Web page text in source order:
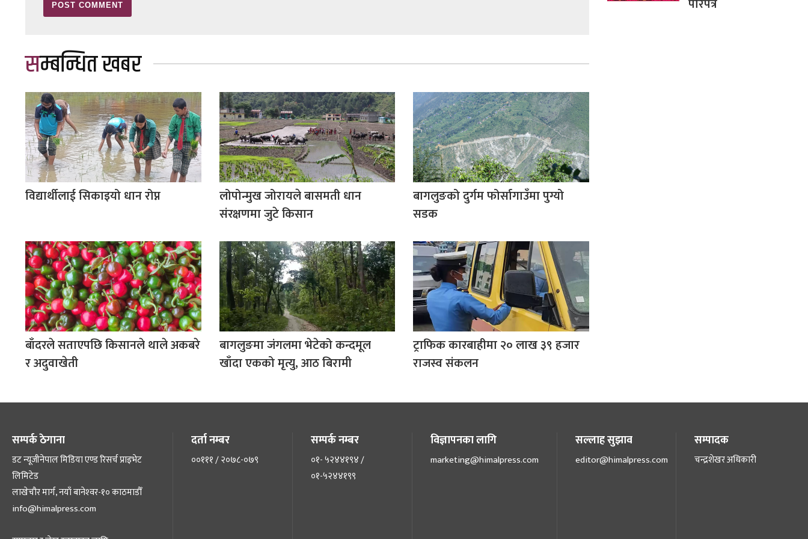
सम्बन्धित खबर
विद्यार्थीलाई सिकाइयो धान रोप्न
लोपोन्मुख जोरायले बासमती धान
संरक्षणमा जुटे किसान
बागलुङको दुर्गम फोर्सागाउँमा पुग्यो
सडक
बाँदरले सताएपछि किसानले थाले अकबरे
र अदुवाखेती
बागलुङमा जंगलमा भेटेको कन्दमूल
खाँदा एकको मृत्यु, आठ बिरामी
ट्राफिक कारबाहीमा २० लाख ३९ हजार
राजस्व संकलन
सम्पर्क ठेगाना
डट न्यूजीनेपाल मिडिया एण्ड रिसर्च प्राइभेट
लिमिटेड
लाखेचौर मार्ग, नयाँ बानेश्‍वर-१० काठमाडौँ
info@himalpress.com
दर्ता नम्बर
००१११ / २०७८-०७९
सम्पर्क नम्बर
०१- ५२४४१९४ /
०१-५२४४१९९
विज्ञापनका लागि
marketing@himalpress.com
सल्लाह सुझाव
editor@himalpress.com
सम्पादक
चन्द्रशेखर अधिकारी